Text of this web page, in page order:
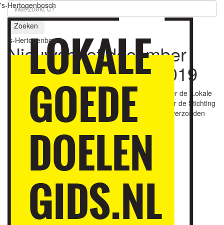
's-Hertogenbosch
's-Hertogenbosch
Zoeken
Nieuwsbrief december
201907 december 2019
Op 7 december is de tweede digitale nieuwsbrief over de 'Lokale
Goededoelengids 's-Hertogenbosch' uitgegeven door de Stichting
Goede Doelen 's-Hertogenbosch. De nieuwsbrief is verzonden
naar circa 320 adressen.
In de nieuwsbrief aandacht voor:
- vijf nieuwe organisaties opgenomen
- gids krijgt navolging in Alkmaar
- zichtbare publiciteit
- zes tips voor hedendaagse gulle gevers
- donatie voor Vinkelse Molen
- thematafel 'Geefgedrag' in bibiliotheek
- partners en sponsoren bedankt!